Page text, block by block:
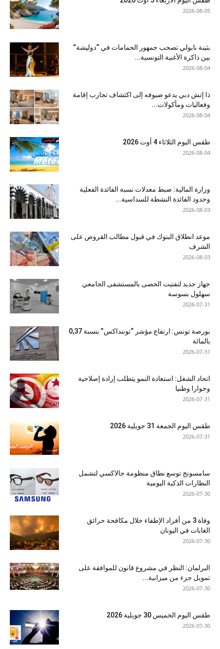
2026-08-05
بثينة نابولي تصحب جمهور الحمامات في “دوليشة”
بين ذاكرة الأغنية التونسية...
2026-08-04
ذا إتش دبي يدعو ضيوفه إلى اكتشاف تجارب إقامة
وفعاليات ومأكولات...
2026-08-04
طقس اليوم الثلاثاء 4 أوت 2026
2026-08-04
وزارة المالية: ضبط معدلات نسبة الفائدة الفعلية
وحدود الفائدة النشطة للسداسية...
2026-08-03
موعد انطلاق البنوك في قبول مطالب القروض على
الشرف
2026-08-03
جهاز جديد لتفتيت الحصى بالمستشفى الجامعي
سهلول بسوسة
2026-07-31
بورصة تونس: ارتفاع مؤشر “توننداكس” بنسبة 0,37
بالمائة
2026-07-31
اتحاد الشغل: استعادة النمو يتطلب إرادة إصلاحية
وحوارا وطنيا
2026-07-31
طقس اليوم الجمعة 31 جويلية 2026
2026-07-31
سامسونج توسع نطاق منظومة جالاكسي لتشمل
النظارات الذكية اليومية
2026-07-30
وفاة 3 من أفراد الإطفاء خلال مكافحة حرائق
الغابات في اليونان
2026-07-30
البرلمان: النظر في مشروع قانون للموافقة على
تمويل جزء من ميزانية...
2026-07-30
طقس اليوم الخميس 30 جويلية 2026
2026-07-30